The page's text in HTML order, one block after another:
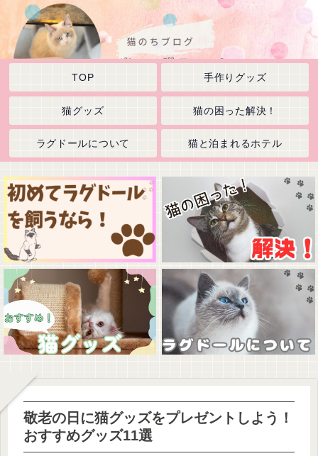
TOP 手作りグッズ
猫グッズ 猫の困った解決！
ラグドールについて 猫と泊まれるホテル
敬老の日に猫グッズをプレゼントしよう！
おすすめグッズ11選